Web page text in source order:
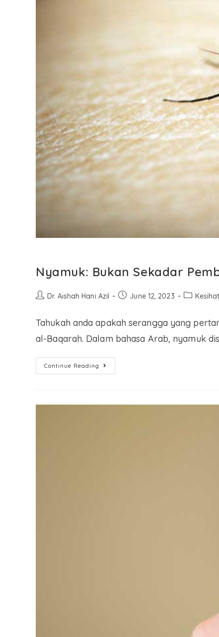
Nyamuk: Bukan Sekadar
Dr. Aishah Hani Azil June 12, 2023
Tahukah anda apakah serangga yang
al-Baqarah. Dalam bahasa Arab, nyamuk
Continue Reading